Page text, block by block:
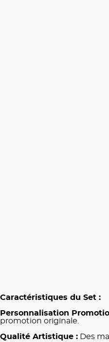
Caractéristiques du Set :
Personnalisation
promotion originale.
Qualité Artistique : Des